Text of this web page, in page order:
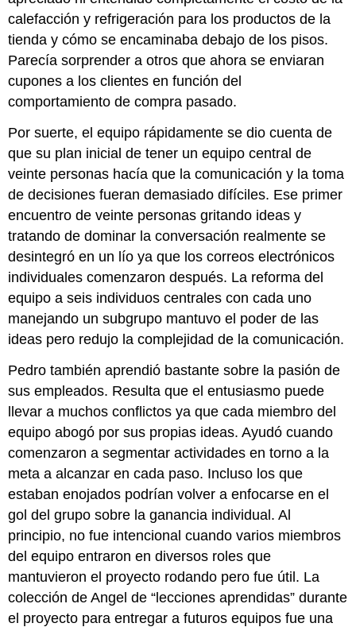
calefacción y refrigeración para los productos de la
tienda y cómo se encaminaba debajo de los pisos.
Parecía sorprender a otros que ahora se enviaran
cupones a los clientes en función del
comportamiento de compra pasado.
Por suerte, el equipo rápidamente se dio cuenta de
que su plan inicial de tener un equipo central de
veinte personas hacía que la comunicación y la toma
de decisiones fueran demasiado difíciles. Ese primer
encuentro de veinte personas gritando ideas y
tratando de dominar la conversación realmente se
desintegró en un lío ya que los correos electrónicos
individuales comenzaron después. La reforma del
equipo a seis individuos centrales con cada uno
manejando un subgrupo mantuvo el poder de las
ideas pero redujo la complejidad de la comunicación.
Pedro también aprendió bastante sobre la pasión de
sus empleados. Resulta que el entusiasmo puede
llevar a muchos conflictos ya que cada miembro del
equipo abogó por sus propias ideas. Ayudó cuando
comenzaron a segmentar actividades en torno a la
meta a alcanzar en cada paso. Incluso los que
estaban enojados podrían volver a enfocarse en el
gol del grupo sobre la ganancia individual. Al
principio, no fue intencional cuando varios miembros
del equipo entraron en diversos roles que
mantuvieron el proyecto rodando pero fue útil. La
colección de Angel de “lecciones aprendidas” durante
el proyecto para entregar a futuros equipos fue una